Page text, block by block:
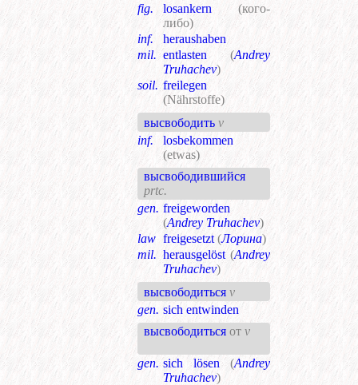
fig.
losankern
(кого-
либо)
inf.
heraushaben
mil. entlasten (Andrey
Truhachev)
soil. freilegen
(Nährstoffe)
высвободить v
inf.
losbekommen
(etwas)
высвободившийся
prtc.
gen. freigeworden
(Andrey Truhachev)
law freigesetzt (Лорина)
mil. herausgelöst (Andrey
Truhachev)
высвободиться v
gen. sich entwinden
высвободитьсяот v
gen. sich lösen (Andrey
Truhachev)